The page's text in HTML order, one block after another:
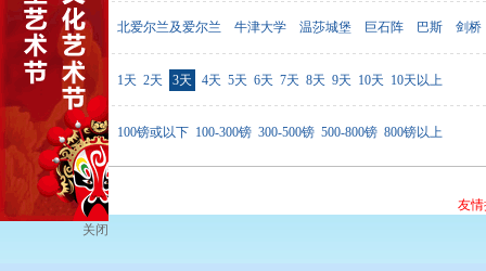
目的地点 北爱尔兰及爱尔兰 牛津大学 温莎城堡 巨石阵 巴斯 剑桥
行程天数 1天 2天 3天 4天 5天 6天 7天 8天 9天 10天 10天以上
价格范围 100镑或以下 100-300镑 300-500镑 500-800镑 800镑以上
友
关闭